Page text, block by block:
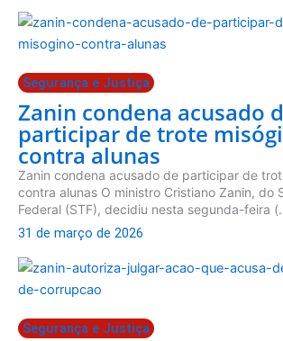
Segurança e Justiça
Zanin condena acusado
participar de trote
contra alunas
Zanin condena acusado de participar de
contra alunas O ministro Cristiano Zanin, do
Federal (STF), decidiu nesta segunda-feira
31 de março de 2026
Segurança e Justiça